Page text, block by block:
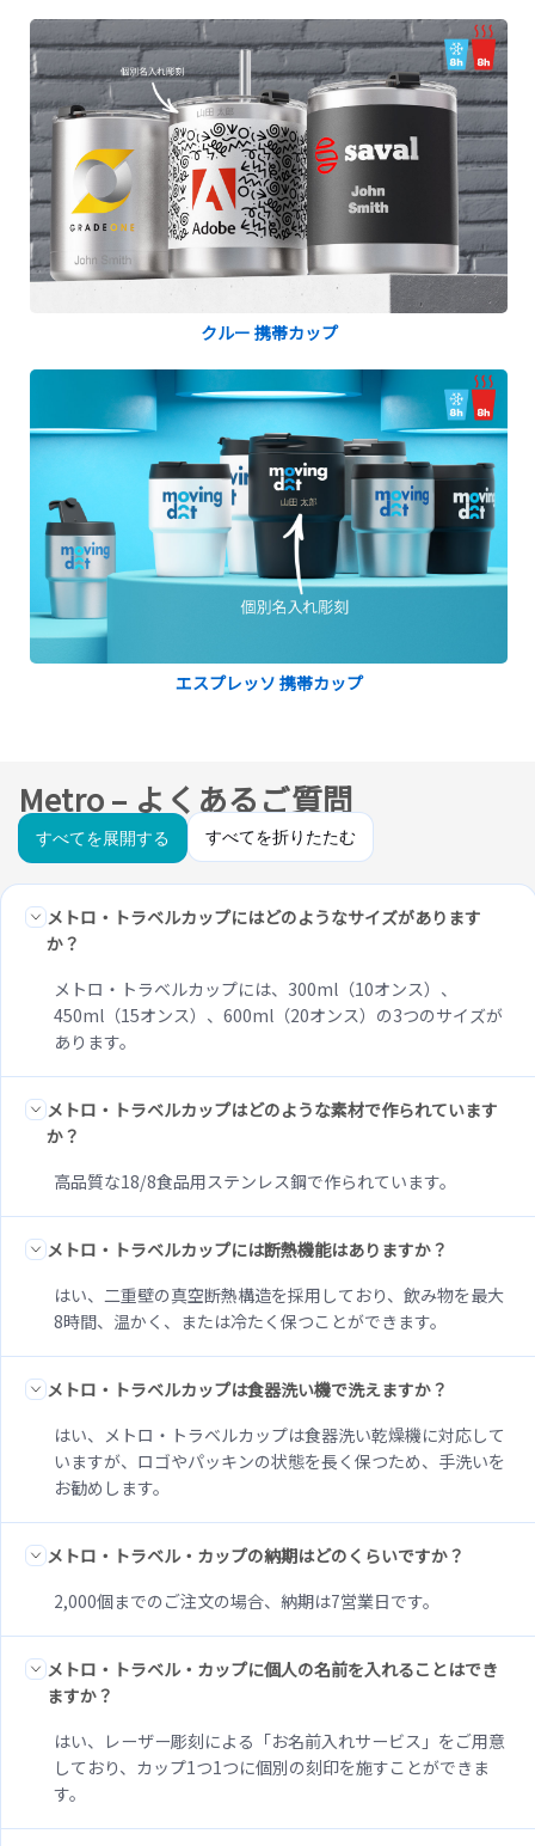
クルー 携帯カップ
エスプレッソ 携帯カップ
Metro – よくあるご質問
すべてを展開する すべてを折りたたむ
メトロ・トラベルカップにはどのようなサイズがあります
か？
メトロ・トラベルカップには、300ml（10オンス）、
450ml（15オンス）、600ml（20オンス）の3つのサイズが
あります。
メトロ・トラベルカップはどのような素材で作られています
か？
高品質な18/8食品用ステンレス鋼で作られています。
メトロ・トラベルカップには断熱機能はありますか？
はい、二重壁の真空断熱構造を採用しており、飲み物を最大
8時間、温かく、または冷たく保つことができます。
メトロ・トラベルカップは食器洗い機で洗えますか？
はい、メトロ・トラベルカップは食器洗い乾燥機に対応して
いますが、ロゴやパッキンの状態を長く保つため、手洗いを
お勧めします。
メトロ・トラベル・カップの納期はどのくらいですか？
2,000個までのご注文の場合、納期は7営業日です。
メトロ・トラベル・カップに個人の名前を入れることはでき
ますか？
はい、レーザー彫刻による「お名前入れサービス」をご用意
しており、カップ1つ1つに個別の刻印を施すことができま
す。